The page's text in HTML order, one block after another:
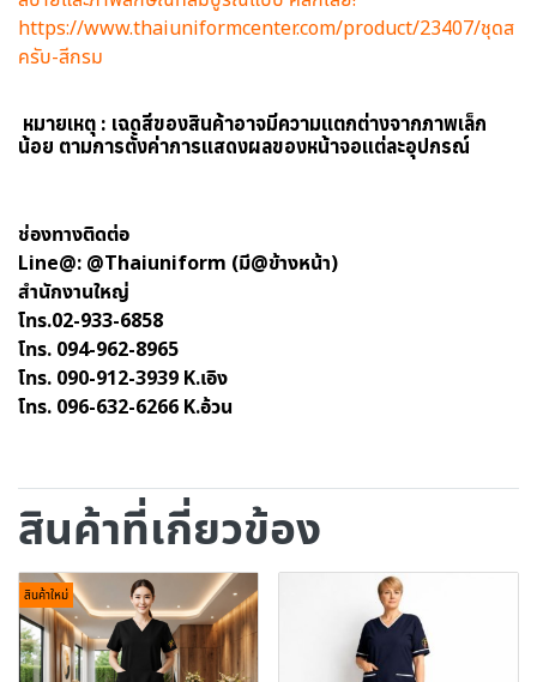
https://www.thaiuniformcenter.com/product/23407/ชุดส
ครับ-สีกรม
หมายเหตุ : เฉดสีของสินค้าอาจมีความแตกต่างจากภาพเล็ก
น้อย ตามการตั้งค่าการแสดงผลของหน้าจอแต่ละอุปกรณ์
ช่องทางติดต่อ
Line@: @Thaiuniform (มี@ข้างหน้า)
สำนักงานใหญ่
โทร.02-933-6858
โทร. 094-962-8965
โทร. 090-912-3939 K.เอิง
โทร. 096-632-6266 K.อ้วน
สินค้าที่เกี่ยวข้อง
สินค้าใหม่